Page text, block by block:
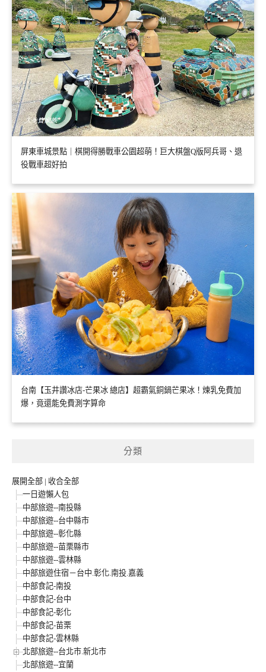
屏東車城景點｜棋開得勝戰車公園超萌！巨大棋盤Q版阿兵哥、退
役戰車超好拍
台南【玉井讚冰店-芒果冰 總店】超霸氣銅鍋芒果冰！煉乳免費加
爆，竟還能免費測字算命
分類
展開全部 | 收合全部
一日遊懶人包
中部旅遊--南投縣
中部旅遊--台中縣市
中部旅遊--彰化縣
中部旅遊--苗栗縣市
中部旅遊--雲林縣
中部旅遊住宿－台中.彰化.南投.嘉義
中部食記-南投
中部食記-台中
中部食記-彰化
中部食記-苗栗
中部食記-雲林縣
北部旅遊--台北市.新北市
北部旅遊--宜蘭